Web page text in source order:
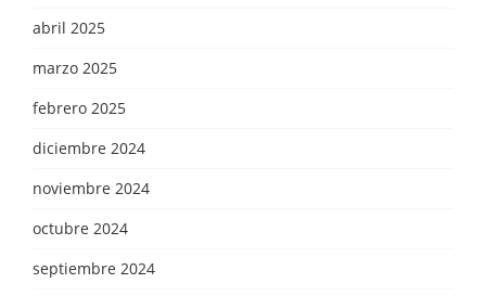
abril 2025
marzo 2025
febrero 2025
diciembre 2024
noviembre 2024
octubre 2024
septiembre 2024